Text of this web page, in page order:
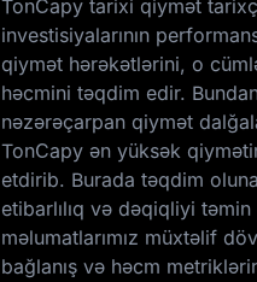
TonCapy tarixi qiymət
investisiyalarının
qiymət hərəkətlərini, o
həcmini təqdim edir.
nəzərəçarpan qiymət
TonCapy ən yüksək
etdirib. Burada təqdim
etibarlılıq və dəqiqliyi
məlumatlarımız müxtəlif
bağlanış və həcm